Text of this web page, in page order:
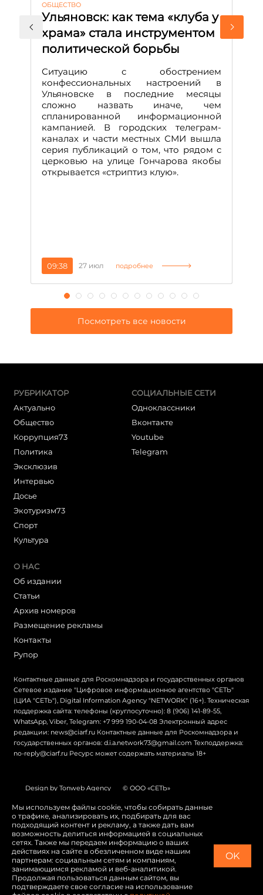
ОБЩЕСТВО
Ульяновск: как тема «клуба у
храма» стала инструментом
политической борьбы
Ситуацию с обострением
конфессиональных настроений в
Ульяновске в последние месяцы
сложно назвать иначе, чем
спланированной информационной
кампанией. В городских телеграм-
каналах и части местных СМИ вышла
серия публикаций о том, что рядом с
церковью на улице Гончарова якобы
открывается «стриптиз клую».
09:38 27 июл подробнее
Посмотреть все новости
РУБРИКАТОР
Актуально
Общество
Коррупция73
Политика
Эксклюзив
Интервью
Досье
Экотуризм73
Cпорт
Культура
СОЦИАЛЬНЫЕ СЕТИ
Одноклассники
Вконтакте
Youtube
Telegram
О НАС
Об издании
Статьи
Архив номеров
Размещение рекламы
Контакты
Рупор
Контактные данные для Роскомнадзора и государственных органов
Сетевое издание "Цифровое информационное агентство "СЕТЬ"
(ЦИА "СЕТЬ"), Digital Information Agency "NETWORK" (16+). Техническая
поддержка сайта: телефоны (круглосуточно): 8 (906) 141-89-55,
WhatsApp, Viber, Telegram: +7 999 190-04-08 Электронный адрес
редакции: news@ciarf.ru Контактные данные для Роскомнадзора и
государственных органов: d.i.a.network73@gmail.com Техподдержка:
no-reply@ciarf.ru Ресурс может содержать материалы 18+
Design by Tonweb Agency © ООО «СЕТЬ»
Политика конфиденциальности Карта сайта
Switch to English
Мы используем файлы cookie, чтобы собирать данные
о трафике, анализировать их, подбирать для вас
подходящий контент и рекламу, а также дать вам
возможность делиться информацией в социальных
сетях. Также мы передаем информацию о ваших
действиях на сайте в обезличенном виде нашим
партнерам: социальным сетям и компаниям,
занимающимся рекламой и веб-аналитикой.
Продолжая пользоваться данным сайтом, вы
подтверждаете свое согласие на использование
OK